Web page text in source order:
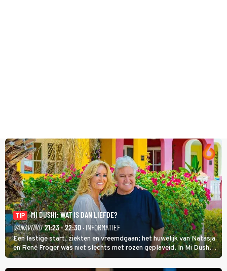
TIP
MI DUSHI: WAT IS DAN LIEFDE?
VANAVOND 21:23 - 22:30 · INFORMATIEF
Een lastige start, ziekten en vreemdgaan; het huwelijk van Natasja
en René Froger was niet slechts met rozen geplaveid. In Mi Dushi:
Wat Is Dan Liefde? neemt Wilfred Genee het showbizzkoppel mee
uit vissen om het over de liefde te hebben.